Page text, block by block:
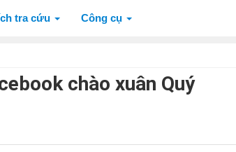
tra cứu Công cụ
chào xuân Quý